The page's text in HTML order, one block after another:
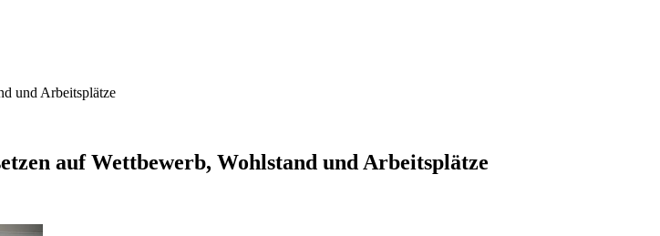
und Arbeitsplätze
auf Wettbewerb, Wohlstand und Arbeitsplätze